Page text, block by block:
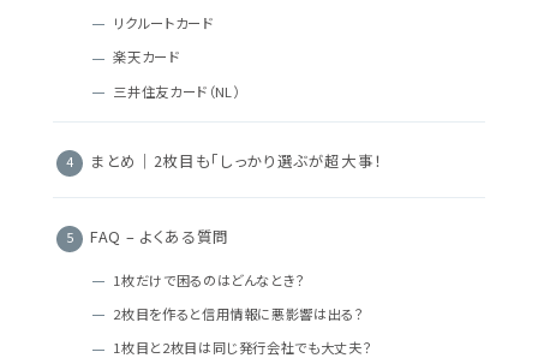
リクルートカード
楽天カード
三井住友カード（NL）
まとめ｜2枚目も「しっかり選ぶが超大事！
FAQ – よくある質問
1枚だけで困るのはどんなとき？
2枚目を作ると信用情報に悪影響は出る？
1枚目と2枚目は同じ発行会社でも大丈夫？